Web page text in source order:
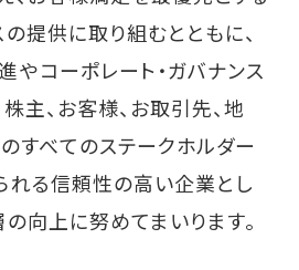
提供に取り組むとともに、
コーポレート・ガバナンス
主、お客様、お取引先、地
すべてのステークホルダー
れる信頼性の高い企業とし
向上に努めてまいります。